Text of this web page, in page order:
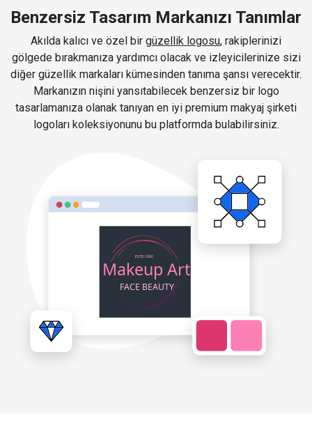
Benzersiz Tasarım Markanızı Tanımlar
Akılda kalıcı ve özel bir güzellik logosu, rakiplerinizi
gölgede bırakmanıza yardımcı olacak ve izleyicilerinize sizi
diğer güzellik markaları kümesinden tanıma şansı verecektir.
Markanızın nişini yansıtabilecek benzersiz bir logo
tasarlamanıza olanak tanıyan en iyi premium makyaj şirketi
logoları koleksiyonunu bu platformda bulabilirsiniz.